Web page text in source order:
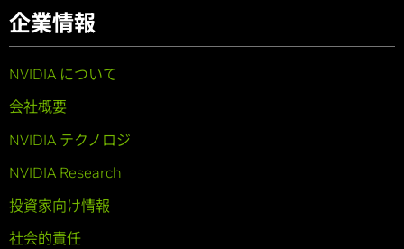
企業情報
NVIDIA について
会社概要
NVIDIA テクノロジ
NVIDIA Research
投資家向け情報
社会的責任